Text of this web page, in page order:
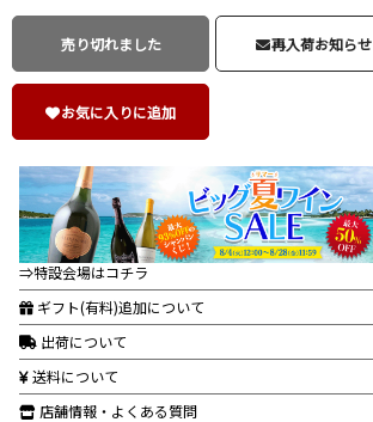
売り切れました 再入荷お知らせ
お気に入りに追加
⇒特設会場はコチラ
ギフト(有料)追加について
出荷について
送料について
店舗情報・よくある質問